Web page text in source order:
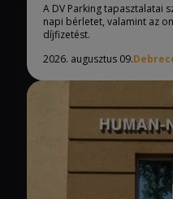
A DV Parking tapasztalatai
napi bérletet, valamint az
díjfizetést.
2026. augusztus 09.